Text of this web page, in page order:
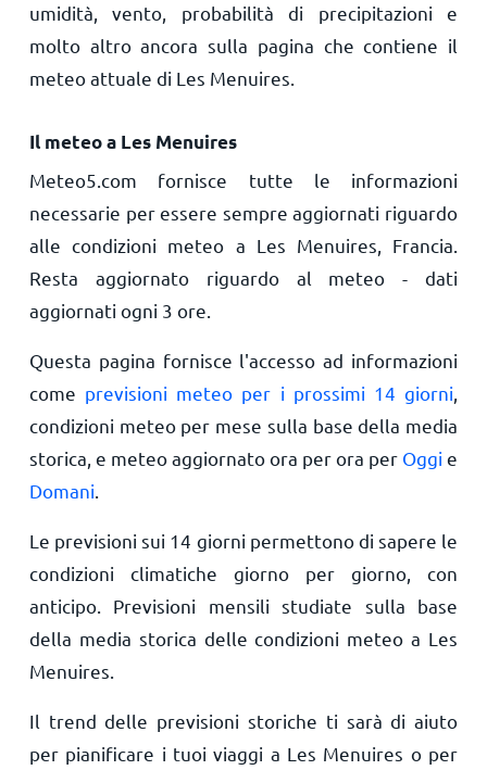
umidità, vento, probabilità di precipitazioni e
molto altro ancora sulla pagina che contiene il
meteo attuale di Les Menuires.
Il meteo a Les Menuires
Meteo5.com fornisce tutte le informazioni
necessarie per essere sempre aggiornati riguardo
alle condizioni meteo a Les Menuires, Francia.
Resta aggiornato riguardo al meteo - dati
aggiornati ogni 3 ore.
Questa pagina fornisce l'accesso ad informazioni
come previsioni meteo per i prossimi 14 giorni
condizioni meteo per mese sulla base della media
storica, e meteo aggiornato ora per ora per Oggi e
Domani
Le previsioni sui 14 giorni permettono di sapere le
condizioni climatiche giorno per giorno, con
anticipo. Previsioni mensili studiate sulla base
della media storica delle condizioni meteo a Les
Menuires.
Il trend delle previsioni storiche ti sarà di aiuto
per pianificare i tuoi viaggi a Les Menuires o per